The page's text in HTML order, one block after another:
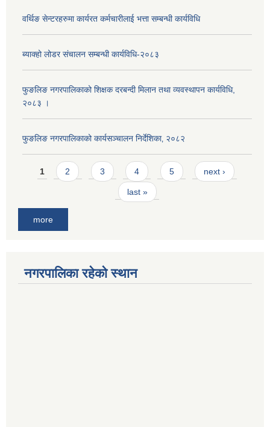
वर्थिङ सेन्टरहरुमा कार्यरत कर्मचारीलाई भत्ता सम्बन्धी कार्यविधि
ब्याक्हो लोडर संचालन सम्बन्धी कार्यविधि-२०८३
फुङलिङ नगरपालिकाको शिक्षक दरबन्दी मिलान तथा व्यवस्थापन कार्यविधि,
२०८३ ।
फुङलिङ नगरपालिकाको कार्यसञ्चालन निर्देशिका‚ २०८२
Pages
1 2 3 4 5 next ›
last »
more
नगरपालिका रहेको स्थान